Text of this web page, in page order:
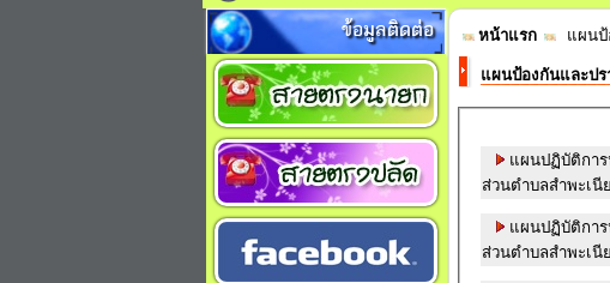
ข้อมูลติดต่อ หน้าแรก แผนป้
แผนป้องกันและป
แผนปฏิบัติการ
ส่วนตำบลสำพะเนี
แผนปฏิบัติการ
ส่วนตำบลสำพะเนี